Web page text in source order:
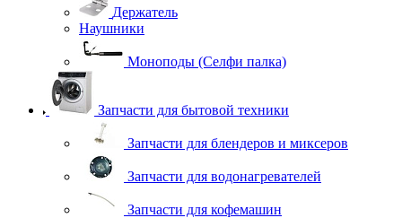
Держатель
Наушники
Моноподы (Селфи палка)
Запчасти для бытовой техники
Запчасти для блендеров и миксеров
Запчасти для водонагревателей
Запчасти для кофемашин